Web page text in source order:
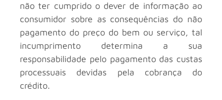
não ter cumprido o dever de informação ao
consumidor sobre as consequências do não
pagamento do preço do bem ou serviço, tal
incumprimento determina a sua
responsabilidade pelo pagamento das custas
processuais devidas pela cobrança do
crédito.